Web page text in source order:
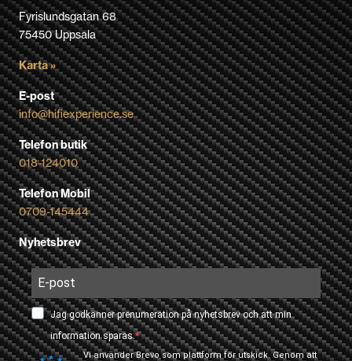
Fyrislundsgatan 68
75450 Uppsala
Karta »
E-post
info@hifiexperience.se
Telefon butik
018-124010
Telefon Mobil
0709-145444
Nyhetsbrev
Jag godkänner prenumeration på nyhetsbrev och att min
information sparas.
Vi använder Brevo som plattform för utskick. Genom att